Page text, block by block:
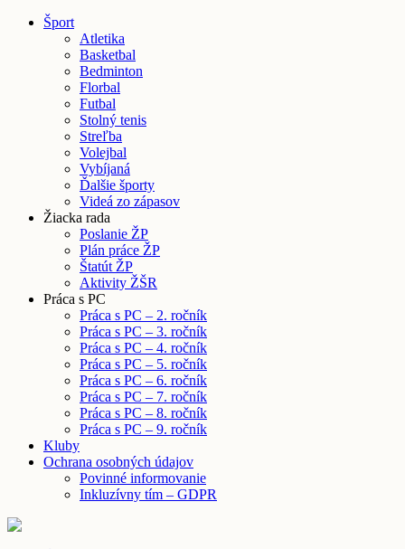
Šport
Atletika
Basketbal
Bedminton
Florbal
Futbal
Stolný tenis
Streľba
Volejbal
Vybíjaná
Ďalšie športy
Videá zo zápasov
Žiacka rada
Poslanie ŽP
Plán práce ŽP
Štatút ŽP
Aktivity ŽŠR
Práca s PC
Práca s PC – 2. ročník
Práca s PC – 3. ročník
Práca s PC – 4. ročník
Práca s PC – 5. ročník
Práca s PC – 6. ročník
Práca s PC – 7. ročník
Práca s PC – 8. ročník
Práca s PC – 9. ročník
Kluby
Ochrana osobných údajov
Povinné informovanie
Inkluzívny tím – GDPR